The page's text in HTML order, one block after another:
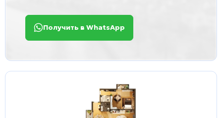
Получить в WhatsApp